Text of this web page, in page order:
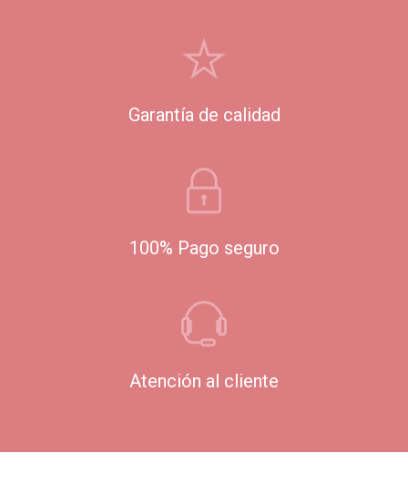
Garantía de calidad
100% Pago seguro
Atención al cliente